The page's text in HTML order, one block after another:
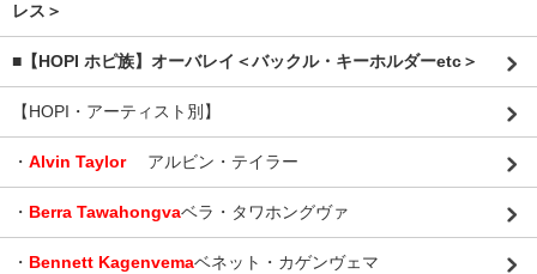
レス＞
■【HOPI ホピ族】オーバレイ＜バックル・キーホルダーetc＞
【HOPI・アーティスト別】
・ Alvin Taylor アルビン・テイラー
・ Berra Tawahongvaベラ・タワホングヴァ
・ Bennett Kagenvemaベネット・カゲンヴェマ